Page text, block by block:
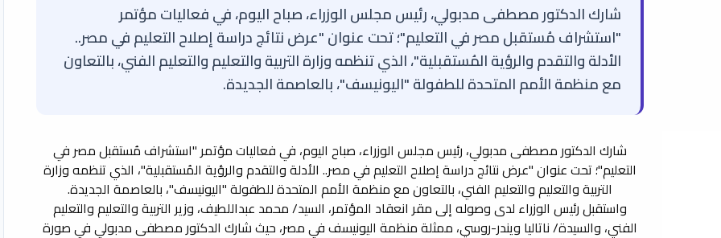
شارك الدكتور مصطفى مدبولي، رئيس مجلس الوزراء، صباح اليوم، في فعاليات مؤتمر
"استشراف مُستقبل مصر في التعليم"؛ تحت عنوان "عرض نتائج دراسة إصلاح التعليم في مصر..
الأدلة والتقدم والرؤية المُستقبلية"، الذي تنظمه وزارة التربية والتعليم والتعليم الفني، بالتعاون
مع منظمة الأمم المتحدة للطفولة "اليونيسف"، بالعاصمة الجديدة.
شارك الدكتور مصطفى مدبولي، رئيس مجلس الوزراء، صباح اليوم، في فعاليات مؤتمر "استشراف مُستقبل مصر في
التعليم"؛ تحت عنوان "عرض نتائج دراسة إصلاح التعليم في مصر.. الأدلة والتقدم والرؤية المُستقبلية"، الذي تنظمه وزارة
التربية والتعليم والتعليم الفني، بالتعاون مع منظمة الأمم المتحدة للطفولة "اليونيسف"، بالعاصمة الجديدة.
واستقبل رئيس الوزراء لدى وصوله إلى مقر انعقاد المؤتمر، السيد/ محمد عبداللطيف، وزير التربية والتعليم والتعليم
الفني، والسيدة/ ناتاليا ويندر-روسي، ممثلة منظمة اليونيسف في مصر، حيث شارك الدكتور مصطفى مدبولي في صورة